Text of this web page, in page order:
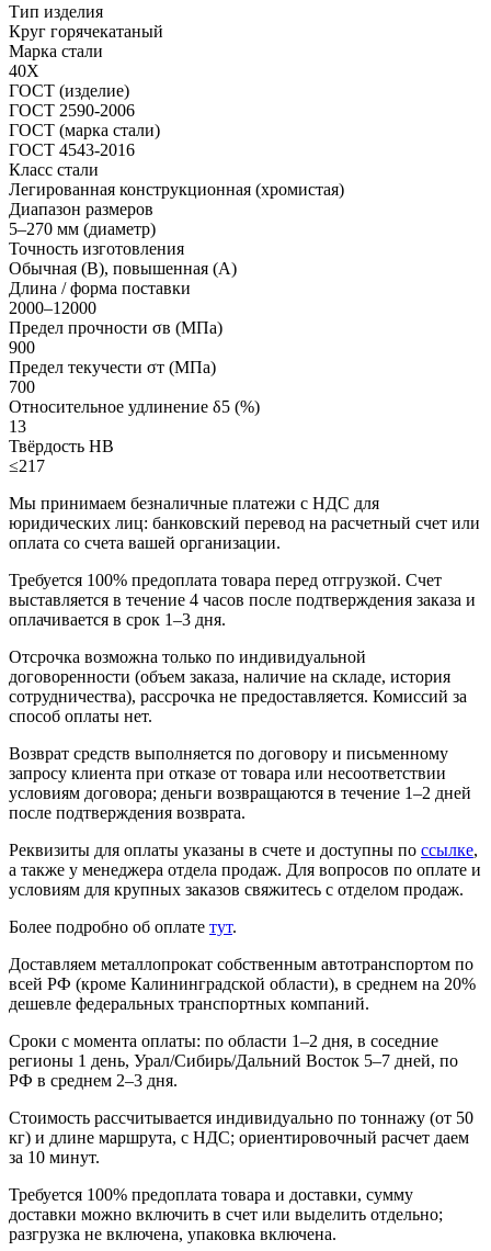
Тип изделия
Круг горячекатаный
Марка стали
40Х
ГОСТ (изделие)
ГОСТ 2590-2006
ГОСТ (марка стали)
ГОСТ 4543-2016
Класс стали
Легированная конструкционная (хромистая)
Диапазон размеров
5–270 мм (диаметр)
Точность изготовления
Обычная (В), повышенная (А)
Длина / форма поставки
2000–12000
Предел прочности σв (МПа)
900
Предел текучести σт (МПа)
700
Относительное удлинение δ5 (%)
13
Твёрдость HB
≤217
Мы принимаем безналичные платежи с НДС для
юридических лиц: банковский перевод на расчетный счет или
оплата со счета вашей организации.
Требуется 100% предоплата товара перед отгрузкой. Счет
выставляется в течение 4 часов после подтверждения заказа и
оплачивается в срок 1–3 дня.
Отсрочка возможна только по индивидуальной
договоренности (объем заказа, наличие на складе, история
сотрудничества), рассрочка не предоставляется. Комиссий за
способ оплаты нет.
Возврат средств выполняется по договору и письменному
запросу клиента при отказе от товара или несоответствии
условиям договора; деньги возвращаются в течение 1–2 дней
после подтверждения возврата.
Реквизиты для оплаты указаны в счете и доступны по ссылке,
а также у менеджера отдела продаж. Для вопросов по оплате и
условиям для крупных заказов свяжитесь с отделом продаж.
Более подробно об оплате тут.
Доставляем металлопрокат собственным автотранспортом по
всей РФ (кроме Калининградской области), в среднем на 20%
дешевле федеральных транспортных компаний.
Сроки с момента оплаты: по области 1–2 дня, в соседние
регионы 1 день, Урал/Сибирь/Дальний Восток 5–7 дней, по
РФ в среднем 2–3 дня.
Стоимость рассчитывается индивидуально по тоннажу (от 50
кг) и длине маршрута, с НДС; ориентировочный расчет даем
за 10 минут.
Требуется 100% предоплата товара и доставки, сумму
доставки можно включить в счет или выделить отдельно;
разгрузка не включена, упаковка включена.